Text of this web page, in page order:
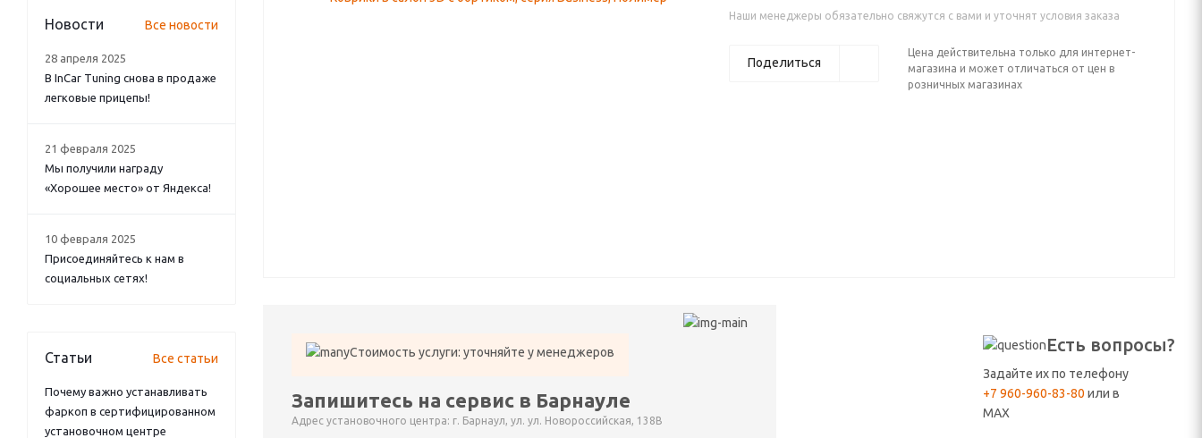
Наши менеджеры обязательно свяжутся с вами и уточнят условия заказа
Поделиться
Цена действительна только для интернет-
магазина и может отличаться от цен в
розничных магазинах
Стоимость услуги: уточняйте у менеджеров
Запишитесь на сервис в Барнауле
Адрес установочного центра: г. Барнаул, ул. ул. Новороссийская, 138В
Есть вопросы?
Задайте их по телефону
+7 960-960-83-80 или в
MAX
Новости Все новости
28 апреля 2025
В InCar Tuning снова в продаже
легковые прицепы!
21 февраля 2025
Мы получили награду
«Хорошее место» от Яндекса!
10 февраля 2025
Присоединяйтесь к нам в
социальных сетях!
Статьи Все статьи
Почему важно устанавливать
фаркоп в сертифицированном
установочном центре